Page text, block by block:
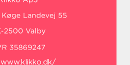
www.klikko.dk/